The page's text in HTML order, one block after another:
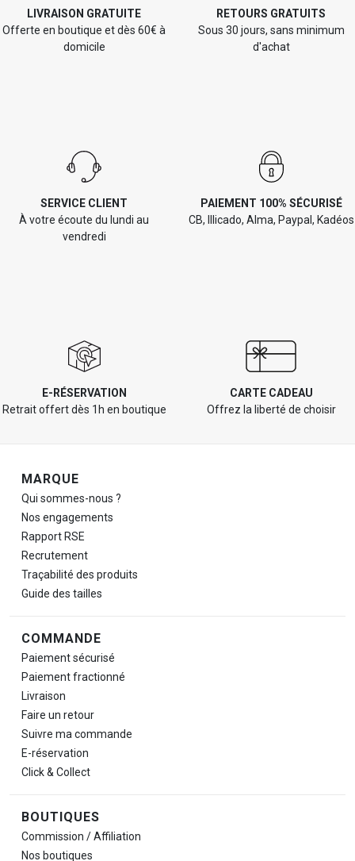
LIVRAISON GRATUITE
Offerte en boutique et dès 60€ à
domicile
RETOURS GRATUITS
Sous 30 jours, sans minimum
d'achat
SERVICE CLIENT
À votre écoute du lundi au
vendredi
PAIEMENT 100% SÉCURISÉ
CB, Illicado, Alma, Paypal, Kadéos
E-RÉSERVATION
Retrait offert dès 1h en boutique
CARTE CADEAU
Offrez la liberté de choisir
Navigation de pied de page
MARQUE
Qui sommes-nous ?
Nos engagements
Rapport RSE
Recrutement
Traçabilité des produits
Guide des tailles
COMMANDE
Paiement sécurisé
Paiement fractionné
Livraison
Faire un retour
Suivre ma commande
E-réservation
Click & Collect
BOUTIQUES
Commission / Affiliation
Nos boutiques